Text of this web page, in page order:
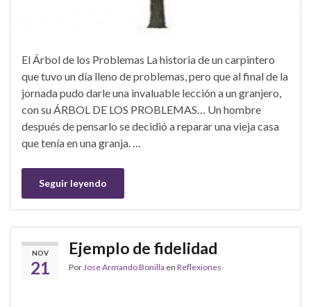
El Árbol de los Problemas La historia de un carpintero
que tuvo un día lleno de problemas, pero que al final de la
jornada pudo darle una invaluable lección a un granjero,
con su ÁRBOL DE LOS PROBLEMAS… Un hombre
después de pensarlo se decidió a reparar una vieja casa
que tenía en una granja. …
Seguir leyendo
NOV
21
Ejemplo de fidelidad
Por Jose Armando Bonilla en Reflexiones